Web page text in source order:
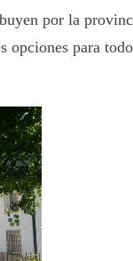
por la
opciones para